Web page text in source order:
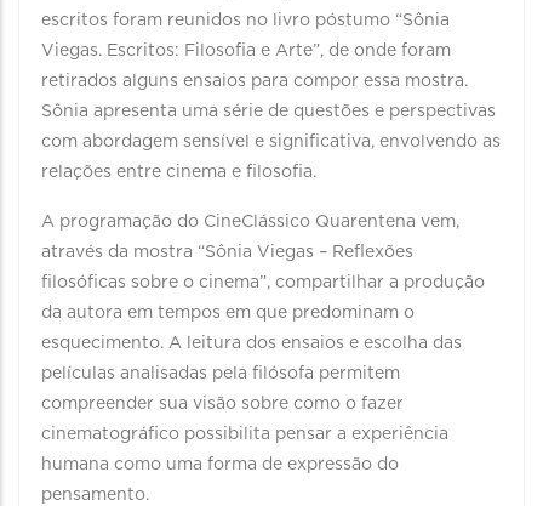
escritos foram reunidos no livro póstumo “Sônia
Viegas. Escritos: Filosofia e Arte”, de onde foram
retirados alguns ensaios para compor essa mostra.
Sônia apresenta uma série de questões e perspectivas
com abordagem sensível e significativa, envolvendo as
relações entre cinema e filosofia.
A programação do CineClássico Quarentena vem,
através da mostra “Sônia Viegas – Reflexões
filosóficas sobre o cinema”, compartilhar a produção
da autora em tempos em que predominam o
esquecimento. A leitura dos ensaios e escolha das
películas analisadas pela filósofa permitem
compreender sua visão sobre como o fazer
cinematográfico possibilita pensar a experiência
humana como uma forma de expressão do
pensamento.